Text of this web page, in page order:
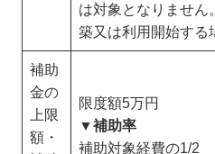
は対象となりません
築又は利用開始する
補助
金の
上限
額・
限度額5万円
▼補助率
補助対象経費の1/2